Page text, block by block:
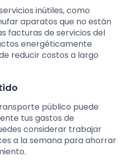
inútiles, como
aparatos que no están
facturas de servicios del
energéticamente
reducir costos a largo
público puede
tus gastos de
considerar trabajar
a la semana para ahorrar